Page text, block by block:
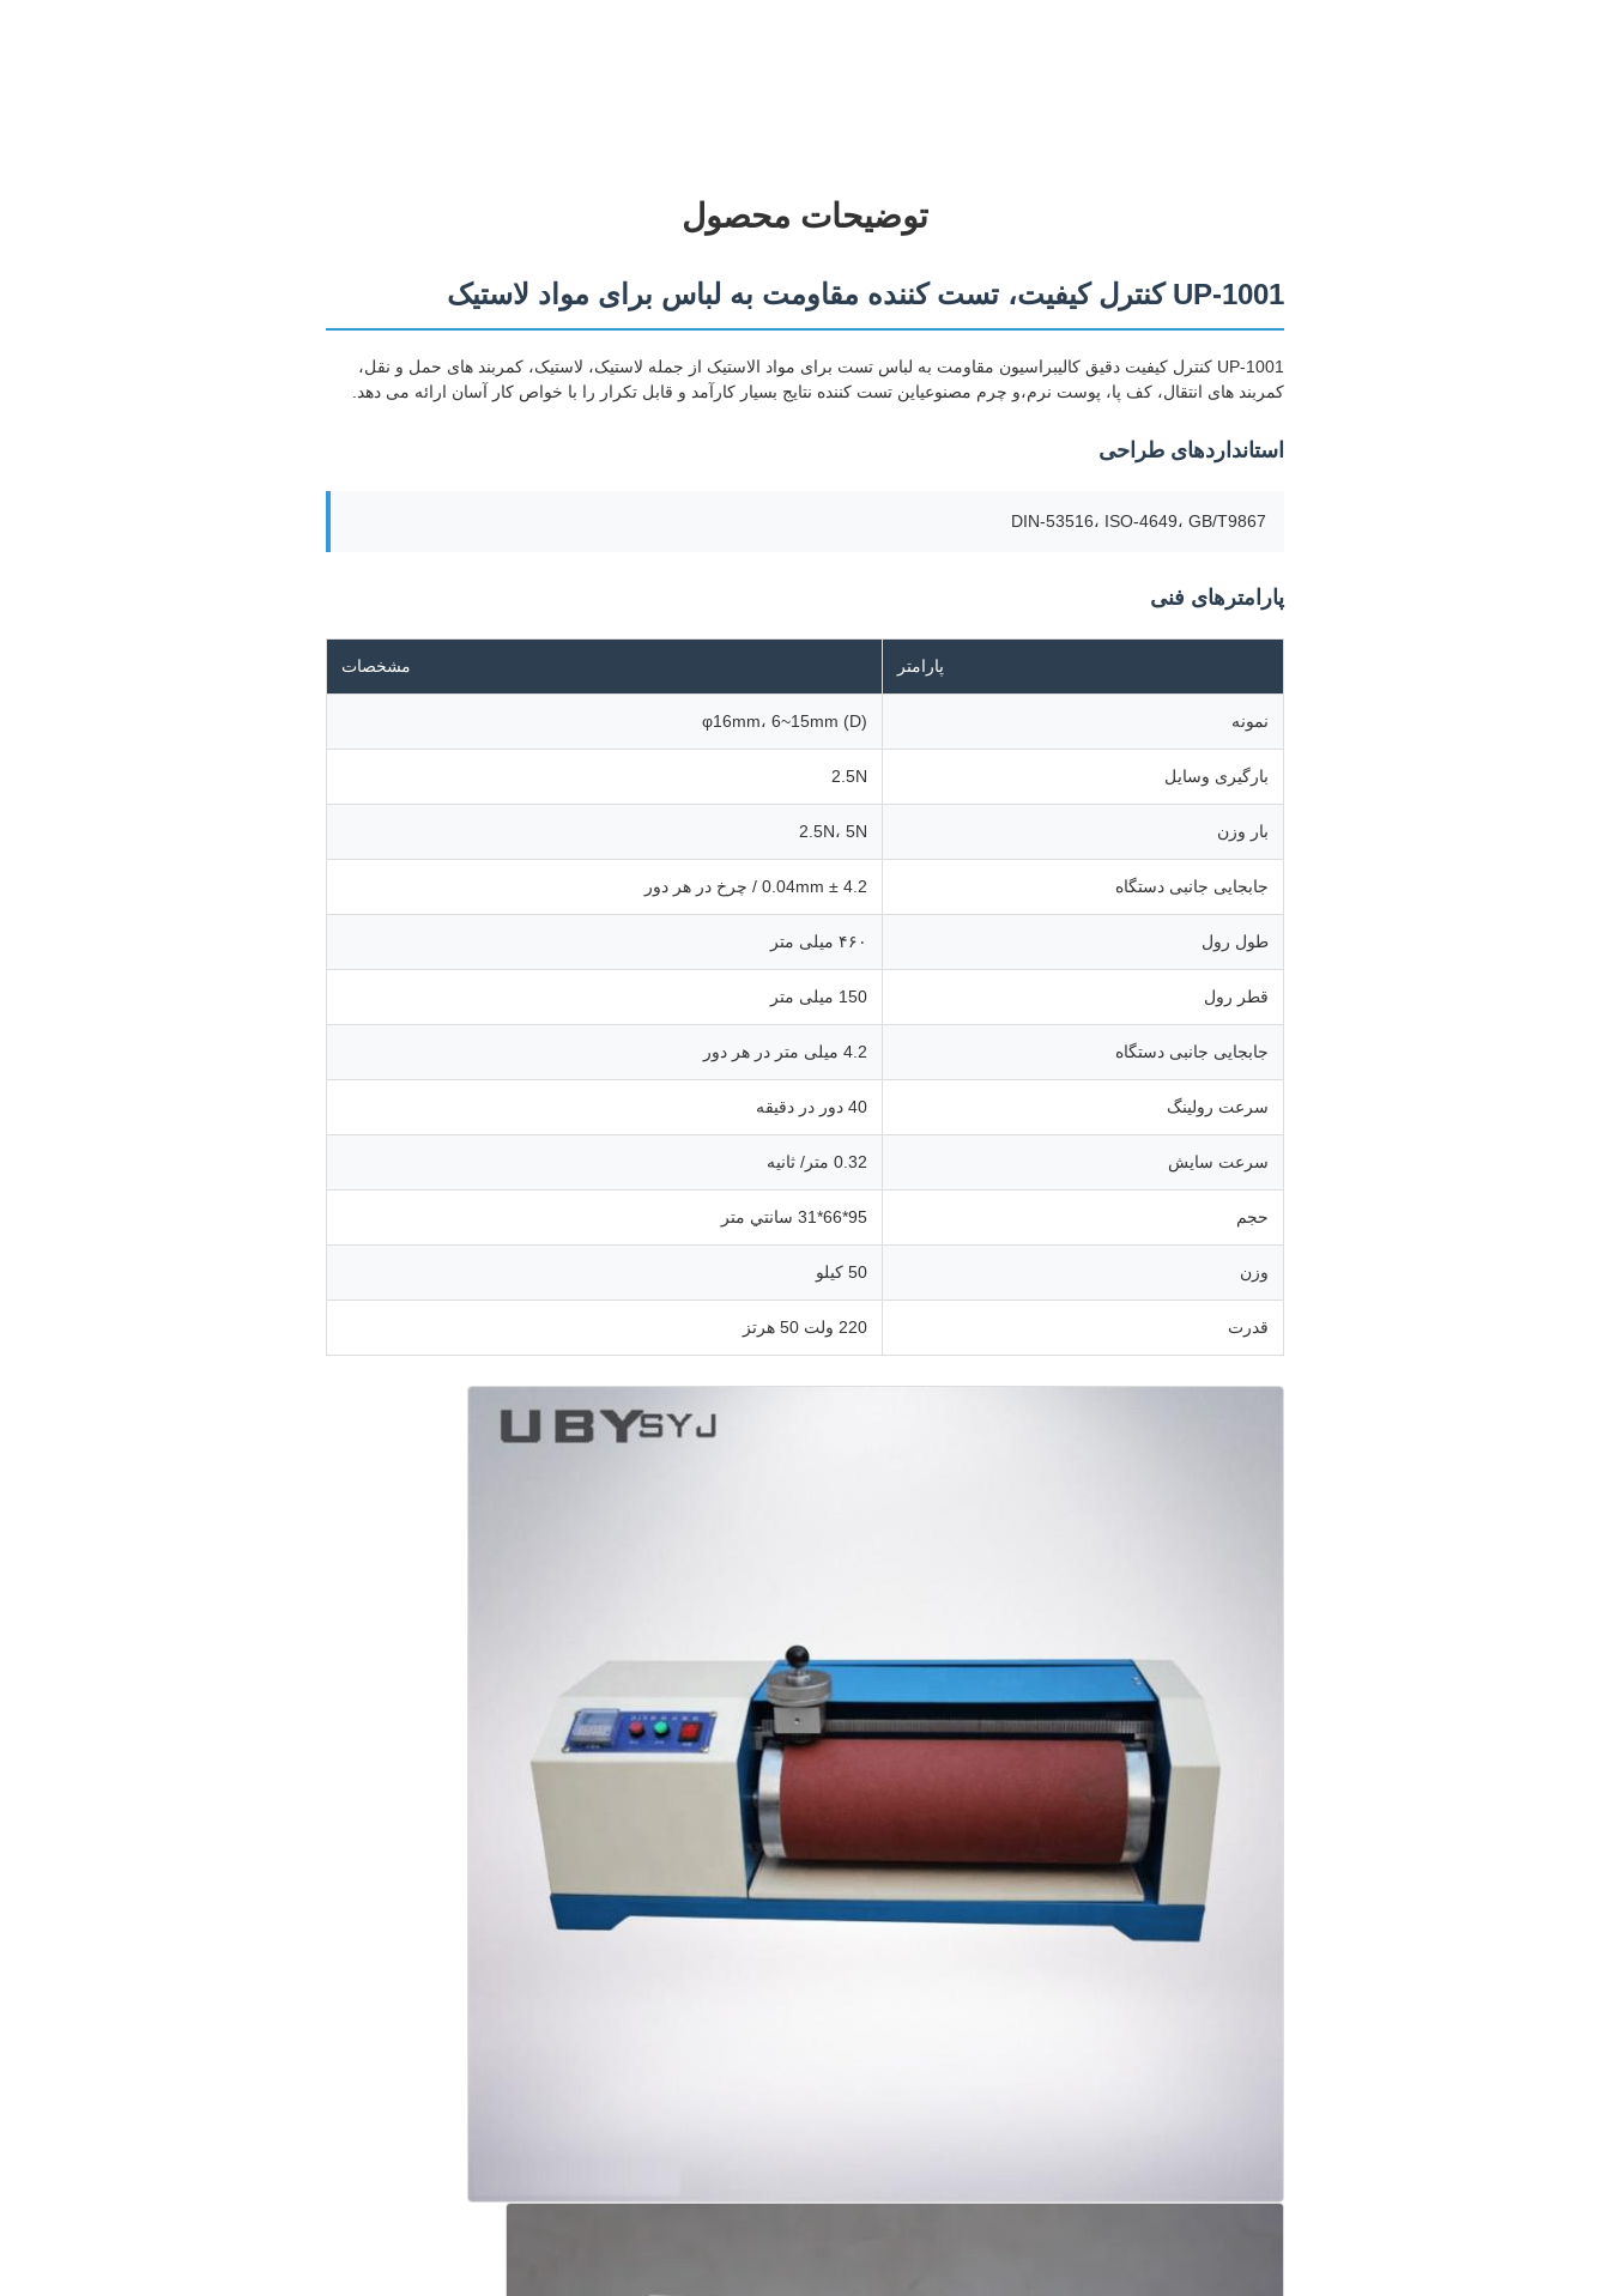
توضیحات محصول
UP-1001 کنترل کیفیت، تست کننده مقاومت به لباس برای مواد لاستیک
UP-1001 کنترل کیفیت دقیق کالیبراسیون مقاومت به لباس تست برای مواد الاستیک از جمله لاستیک، لاستیک، کمربند های حمل و نقل،
کمربند های انتقال، کف پا، پوست نرم،و چرم مصنوعیاین تست کننده نتایج بسیار کارآمد و قابل تکرار را با خواص کار آسان ارائه می دهد.
استانداردهای طراحی
DIN-53516، ISO-4649، GB/T9867
پارامترهای فنی
پارامتر مشخصات
نمونه φ16mm، 6~15mm (D)
بارگیری وسایل 2.5N
بار وزن 2.5N، 5N
جابجایی جانبی دستگاه 4.2 ± 0.04mm / چرخ در هر دور
طول رول ۴۶۰ میلی متر
قطر رول 150 میلی متر
جابجایی جانبی دستگاه 4.2 میلی متر در هر دور
سرعت رولینگ 40 دور در دقیقه
سرعت سایش 0.32 متر/ ثانیه
حجم 95*66*31 سانتي متر
وزن 50 کیلو
قدرت 220 ولت 50 هرتز